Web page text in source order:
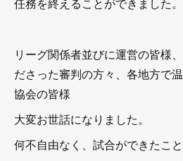
リーグ関係者並びに運営の皆様
ださった審判の方々、各地方で
協会の皆様
大変お世話になりました。
何不自由なく、試合ができたこと